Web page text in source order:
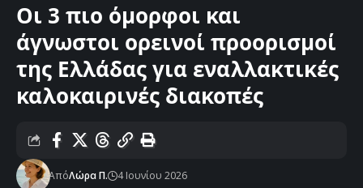
Οι 3 πιο όμορφοι και
άγνωστοι ορεινοί προορισμοί
της Ελλάδας για εναλλακτικές
καλοκαιρινές διακοπές
ΑπόΛώρα Π. 4 Ιουνίου 2026